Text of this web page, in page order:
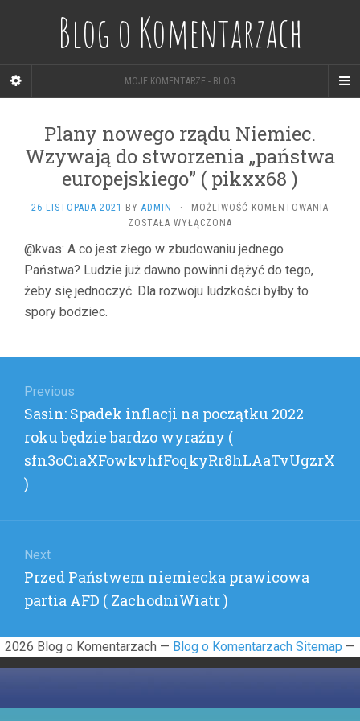
Blog o Komentarzach
MOJE KOMENTARZE - BLOG
Plany nowego rządu Niemiec.
Wzywają do stworzenia „państwa
europejskiego” ( pikxx68 )
26 LISTOPADA 2021 BY ADMIN · MOŻLIWOŚĆ KOMENTOWANIA
ZOSTAŁA WYŁĄCZONA
@kvas: A co jest złego w zbudowaniu jednego
Państwa? Ludzie już dawno powinni dążyć do tego,
żeby się jednoczyć. Dla rozwoju ludzkości byłby to
spory bodziec.
wpisu
Previous
Previous
post:
Sasin: Spadek inflacji na początku 2022
roku będzie bardzo wyraźny (
sfn3oCiaXFowkvhfFoqkyRr8hLAaTvUgzrX
)
Next
Next
post:
Przed Państwem niemiecka prawicowa
partia AFD ( ZachodniWiatr )
2026 Blog o Komentarzach — Blog o Komentarzach Sitemap —